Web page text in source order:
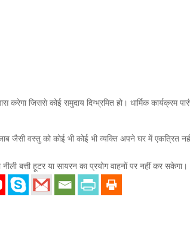
जिससे कोई समुदाय दिग्भ्रमित हो। धार्मिक कार्यक्रम
जैसी वस्तु को कोई भी कोई भी व्यक्ति अपने घर में एकत्रित
बत्ती हूटर या सायरन का प्रयोग वाहनों पर नहीं कर सकेगा।